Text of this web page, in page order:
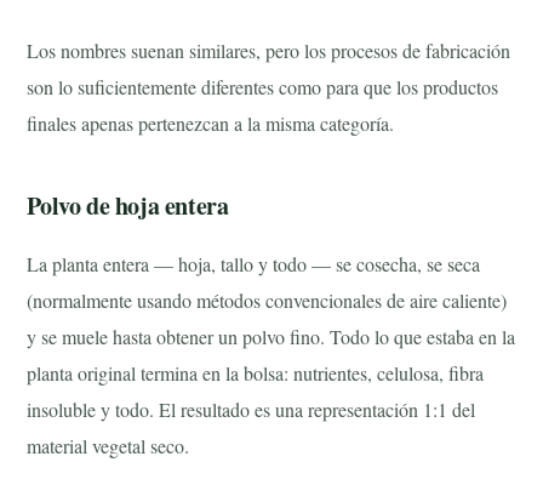
Los nombres suenan similares, pero los procesos de fabricación
son lo suficientemente diferentes como para que los productos
finales apenas pertenezcan a la misma categoría.
Polvo de hoja entera
La planta entera — hoja, tallo y todo — se cosecha, se seca
(normalmente usando métodos convencionales de aire caliente)
y se muele hasta obtener un polvo fino. Todo lo que estaba en la
planta original termina en la bolsa: nutrientes, celulosa, fibra
insoluble y todo. El resultado es una representación 1:1 del
material vegetal seco.